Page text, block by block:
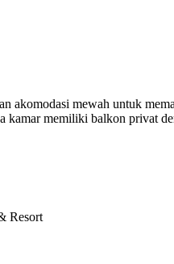
akomodasi mewah untuk
kamar memiliki balkon privat
Resort